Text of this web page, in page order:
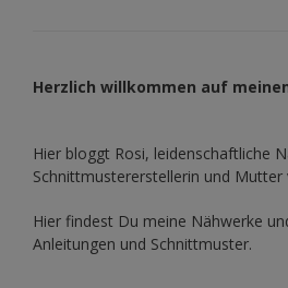
Herzlich willkommen auf
Hier bloggt Rosi, leidenschaftliche
Schnittmustererstellerin und Mutter
Hier findest Du meine Nähwerke
Anleitungen und Schnittmuster.